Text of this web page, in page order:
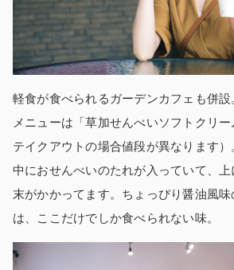
軽食が食べられるガーデンカフェも併
メニューは「草加せんべいソフトクリ
テイクアウトの場合値段が異なります
中におせんべいのたれが入っていて、
末がかかってます。ちょっぴり醤油風
は、ここだけでしか食べられない味。